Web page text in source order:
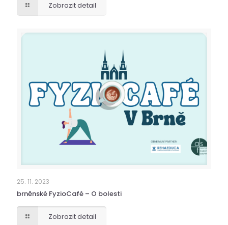
Zobrazit detail
25. 11. 2023
brněnské FyzioCafé – O bolesti
Zobrazit detail